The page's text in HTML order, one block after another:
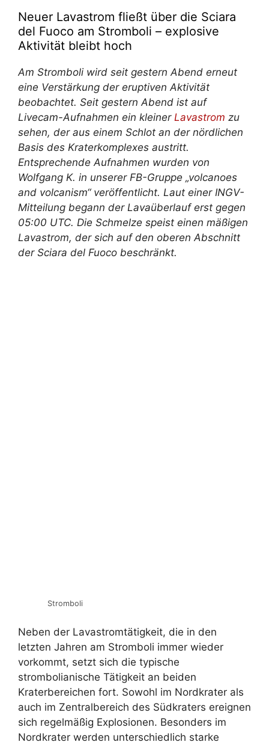
Neuer Lavastrom fließt über die Sciara
del Fuoco am Stromboli – explosive
Aktivität bleibt hoch
Am Stromboli wird seit gestern Abend erneut
eine Verstärkung der eruptiven Aktivität
beobachtet. Seit gestern Abend ist auf
Livecam-Aufnahmen ein kleiner Lavastrom zu
sehen, der aus einem Schlot an der nördlichen
Basis des Kraterkomplexes austritt.
Entsprechende Aufnahmen wurden von
Wolfgang K. in unserer FB-Gruppe „volcanoes
and volcanism“ veröffentlicht. Laut einer INGV-
Mitteilung begann der Lavaüberlauf erst gegen
05:00 UTC. Die Schmelze speist einen mäßigen
Lavastrom, der sich auf den oberen Abschnitt
der Sciara del Fuoco beschränkt.
Stromboli
Neben der Lavastromtätigkeit, die in den
letzten Jahren am Stromboli immer wieder
vorkommt, setzt sich die typische
strombolianische Tätigkeit an beiden
Kraterbereichen fort. Sowohl im Nordkrater als
auch im Zentralbereich des Südkraters ereignen
sich regelmäßig Explosionen. Besonders im
Nordkrater werden unterschiedlich starke